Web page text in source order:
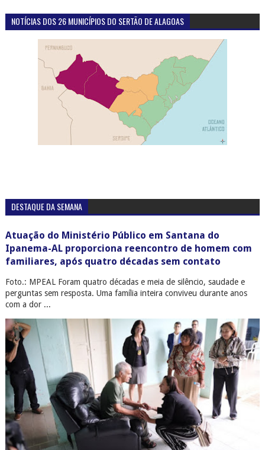
NOTÍCIAS DOS 26 MUNICÍPIOS DO SERTÃO DE ALAGOAS
DESTAQUE DA SEMANA
Atuação do Ministério Público em Santana do
Ipanema-AL proporciona reencontro de homem com
familiares, após quatro décadas sem contato
Foto.: MPEAL Foram quatro décadas e meia de silêncio, saudade e
perguntas sem resposta. Uma família inteira conviveu durante anos
com a dor ...